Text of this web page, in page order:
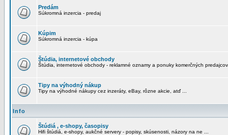
Predám
Súkromná inzercia - predaj
Kúpim
Súkromná inzercia - kúpa
Štúdia, internetové obchody
Štúdia, internetové obchody - reklamné oznamy a ponuky komerčných predajcov
Tipy na výhodný nákup
Tipy na výhodné nákupy cez inzeráty, eBay, rôzne akcie, atď ...
Info
Štúdiá , e-shopy, časopisy
Hifi štúdiá, e-shopy, aukčné servery - popisy, skúsenosti, názory na ne ...